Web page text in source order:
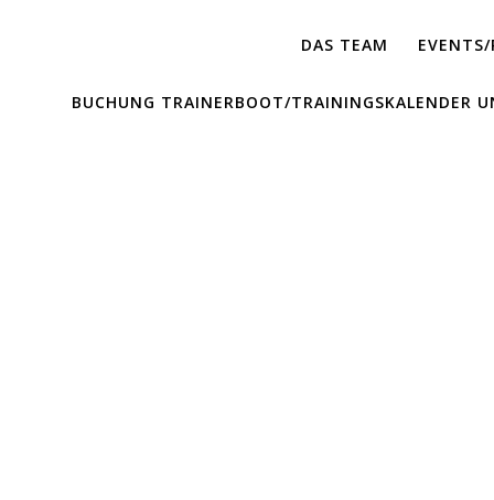
DAS TEAM
BUCHUNG TRAINERBOOT/TRAININGSKALENDER